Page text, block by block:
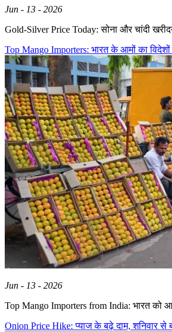
Jun - 13 - 2026
Gold-Silver Price Today: सोना और चांदी
Top Mango Importers: भारत के आमों का
Jun - 13 - 2026
Top Mango Importers from India: भारत को
Onion Price Hike: प्याज के बढ़े दाम, शनिवार से